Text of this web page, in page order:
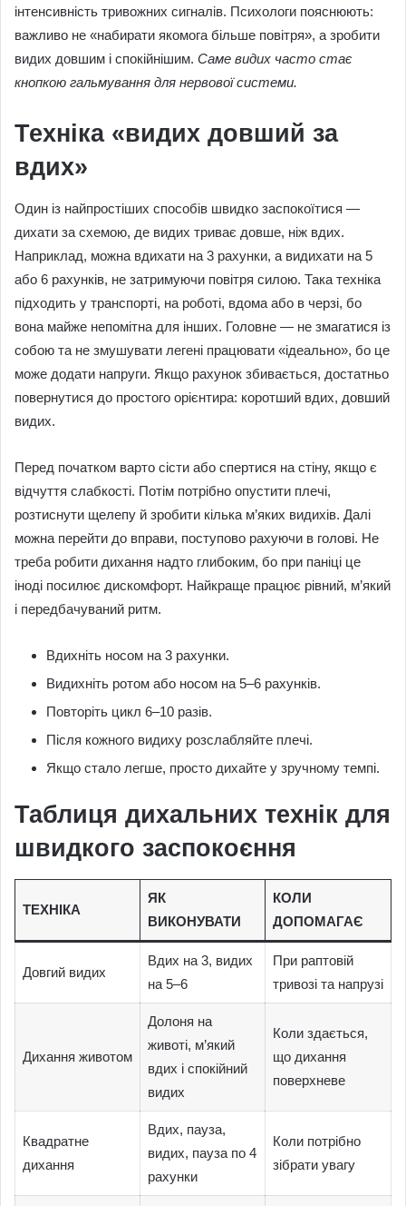
інтенсивність тривожних сигналів. Психологи пояснюють:
важливо не «набирати якомога більше повітря», а зробити
видих довшим і спокійнішим. Саме видих часто стає
кнопкою гальмування для нервової системи.
Техніка «видих довший за
вдих»
Один із найпростіших способів швидко заспокоїтися —
дихати за схемою, де видих триває довше, ніж вдих.
Наприклад, можна вдихати на 3 рахунки, а видихати на 5
або 6 рахунків, не затримуючи повітря силою. Така техніка
підходить у транспорті, на роботі, вдома або в черзі, бо
вона майже непомітна для інших. Головне — не змагатися із
собою та не змушувати легені працювати «ідеально», бо це
може додати напруги. Якщо рахунок збивається, достатньо
повернутися до простого орієнтира: коротший вдих, довший
видих.
Перед початком варто сісти або спертися на стіну, якщо є
відчуття слабкості. Потім потрібно опустити плечі,
розтиснути щелепу й зробити кілька м’яких видихів. Далі
можна перейти до вправи, поступово рахуючи в голові. Не
треба робити дихання надто глибоким, бо при паніці це
іноді посилює дискомфорт. Найкраще працює рівний, м’який
і передбачуваний ритм.
Вдихніть носом на 3 рахунки.
Видихніть ротом або носом на 5–6 рахунків.
Повторіть цикл 6–10 разів.
Після кожного видиху розслабляйте плечі.
Якщо стало легше, просто дихайте у зручному темпі.
Таблиця дихальних технік для
швидкого заспокоєння
ТЕХНІКА
ЯК
ВИКОНУВАТИ
КОЛИ
ДОПОМАГАЄ
Довгий видих
Вдих на 3, видих
на 5–6
При раптовій
тривозі та напрузі
Дихання животом
Долоня на
животі, м’який
вдих і спокійний
видих
Коли здається,
що дихання
поверхневе
Квадратне
дихання
Вдих, пауза,
видих, пауза по 4
рахунки
Коли потрібно
зібрати увагу